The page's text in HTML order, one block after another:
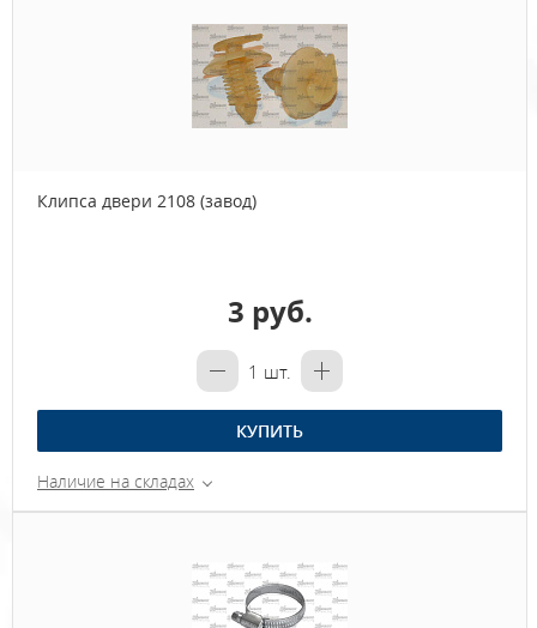
Клипса двери 2108 (завод)
3 руб.
1 шт.
КУПИТЬ
Наличие на складах